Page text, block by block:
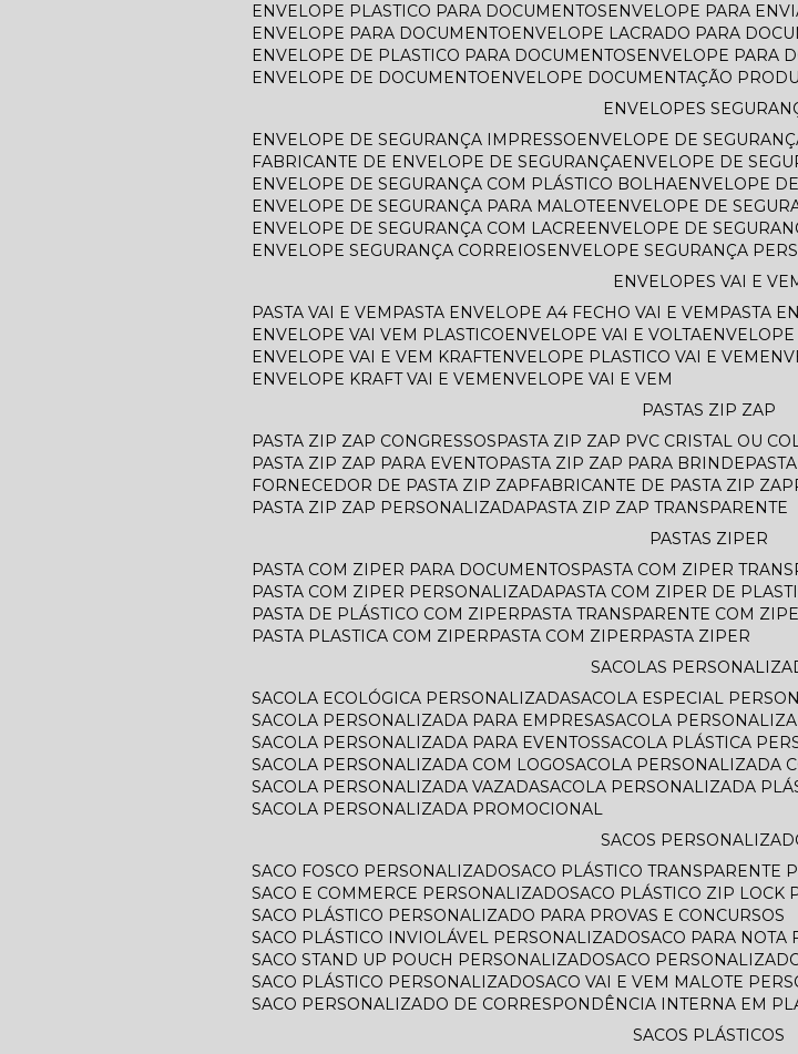
ENVELOPE PLASTICO PARA DOCUMENTOS
ENVELOPE PARA
ENVELOPE PARA DOCUMENTO
ENVELOPE LACRADO PARA
ENVELOPE DE PLASTICO PARA DOCUMENTOS
ENVELOPE PARA
ENVELOPE DE DOCUMENTO
ENVELOPE DOCUMENTAÇÃO
ENVELOPES
ENVELOPE DE SEGURANÇA IMPRESSO
ENVELOPE DE
FABRICANTE DE ENVELOPE DE SEGURANÇA
ENVELOPE DE
ENVELOPE DE SEGURANÇA COM PLÁSTICO BOLHA
ENVELOPE
ENVELOPE DE SEGURANÇA PARA MALOTE
ENVELOPE DE
ENVELOPE DE SEGURANÇA COM LACRE
ENVELOPE DE
ENVELOPE SEGURANÇA CORREIOS
ENVELOPE SEGURANÇA
ENVELOPES VAI E
PASTA VAI E VEM
PASTA ENVELOPE A4 FECHO VAI E VEM PASTA
ENVELOPE VAI VEM PLASTICO
ENVELOPE VAI E VOLTA
ENVELOPE VAI E VEM KRAFT
ENVELOPE PLASTICO VAI E VEM
ENVELOPE KRAFT VAI E VEM
ENVELOPE VAI E VEM
PASTAS ZIP ZAP
PASTA ZIP ZAP CONGRESSOS PASTA ZIP ZAP PVC CRISTAL OU
PASTA ZIP ZAP PARA EVENTO PASTA ZIP ZAP PARA BRINDE
FORNECEDOR DE PASTA ZIP ZAP FABRICANTE DE PASTA ZIP ZAP
PASTA ZIP ZAP PERSONALIZADA PASTA ZIP ZAP TRANSPARENTE
PASTAS ZIPER
PASTA COM ZIPER PARA DOCUMENTOS PASTA COM ZIPER
PASTA COM ZIPER PERSONALIZADA PASTA COM ZIPER DE
PASTA DE PLÁSTICO COM ZIPER PASTA TRANSPARENTE COM
PASTA PLASTICA COM ZIPER PASTA COM ZIPER PASTA ZIPER
SACOLAS
SACOLA ECOLÓGICA PERSONALIZADA SACOLA ESPECIAL
SACOLA PERSONALIZADA PARA EMPRESA SACOLA
SACOLA PERSONALIZADA PARA EVENTOS SACOLA PLÁSTICA
SACOLA PERSONALIZADA COM LOGO SACOLA PERSONALIZADA
SACOLA PERSONALIZADA VAZADA SACOLA PERSONALIZADA
SACOLA PERSONALIZADA PROMOCIONAL
SACOS
SACO FOSCO PERSONALIZADO SACO PLÁSTICO TRANSPARENTE
SACO E COMMERCE PERSONALIZADO SACO PLÁSTICO ZIP LOCK
SACO PLÁSTICO PERSONALIZADO PARA PROVAS E CONCURSOS
SACO PLÁSTICO INVIOLÁVEL PERSONALIZADO SACO PARA
SACO STAND UP POUCH PERSONALIZADO SACO
SACO PLÁSTICO PERSONALIZADO SACO VAI E VEM MALOTE
SACO PERSONALIZADO DE CORRESPONDÊNCIA INTERNA EM
SACOS PLÁSTICOS